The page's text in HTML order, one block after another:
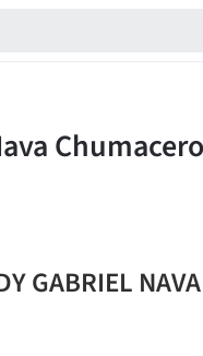
GABRIEL NAVA